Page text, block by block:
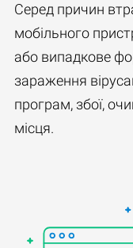
Серед причин
мобільного
або випадкове
зараження
програм, збої,
місця.